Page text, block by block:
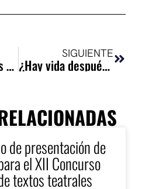
Baremo Erasmus 2017-2018
SIGUIENTE
¿Hay vida después de la ESAD? 2017
de presentación de
el XII Concurso
textos teatrales